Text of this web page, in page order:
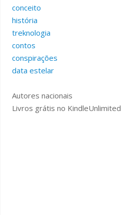
conceito
história
treknologia
contos
conspirações
data estelar
Autores nacionais
Livros grátis no KindleUnlimited